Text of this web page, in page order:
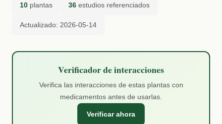
10 plantas 36 estudios referenciados
Actualizado: 2026-05-14
Verificador de interacciones
Verifica las interacciones de estas plantas con
medicamentos antes de usarlas.
Verificar ahora